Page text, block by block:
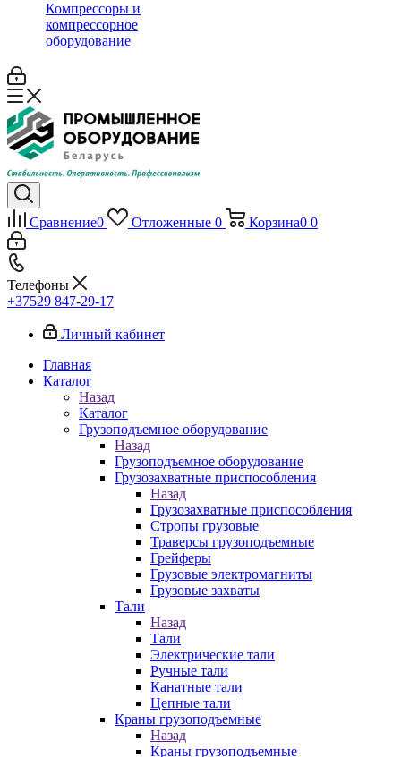
Компрессоры и
компрессорное
оборудование
Сравнение0 Отложенные 0 Корзина0 0
Телефоны
+37529 847-29-17‬
Личный кабинет
Главная
Каталог
Назад
Каталог
Грузоподъемное оборудование
Назад
Грузоподъемное оборудование
Грузозахватные приспособления
Назад
Грузозахватные приспособления
Стропы грузовые
Траверсы грузоподъемные
Грейферы
Грузовые электромагниты
Грузовые захваты
Тали
Назад
Тали
Электрические тали
Ручные тали
Канатные тали
Цепные тали
Краны грузоподъемные
Назад
Краны грузоподъемные